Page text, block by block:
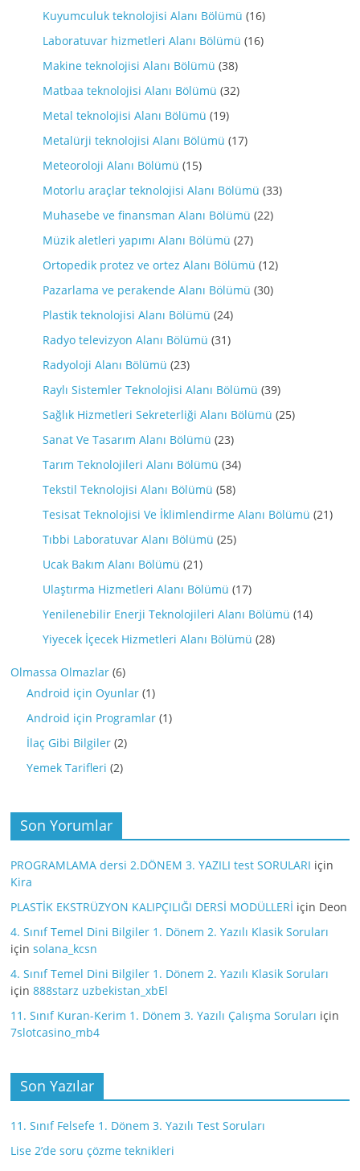
Kuyumculuk teknolojisi Alanı Bölümü (16)
Laboratuvar hizmetleri Alanı Bölümü (16)
Makine teknolojisi Alanı Bölümü (38)
Matbaa teknolojisi Alanı Bölümü (32)
Metal teknolojisi Alanı Bölümü (19)
Metalürji teknolojisi Alanı Bölümü (17)
Meteoroloji Alanı Bölümü (15)
Motorlu araçlar teknolojisi Alanı Bölümü (33)
Muhasebe ve finansman Alanı Bölümü (22)
Müzik aletleri yapımı Alanı Bölümü (27)
Ortopedik protez ve ortez Alanı Bölümü (12)
Pazarlama ve perakende Alanı Bölümü (30)
Plastik teknolojisi Alanı Bölümü (24)
Radyo televizyon Alanı Bölümü (31)
Radyoloji Alanı Bölümü (23)
Raylı Sistemler Teknolojisi Alanı Bölümü (39)
Sağlık Hizmetleri Sekreterliği Alanı Bölümü (25)
Sanat Ve Tasarım Alanı Bölümü (23)
Tarım Teknolojileri Alanı Bölümü (34)
Tekstil Teknolojisi Alanı Bölümü (58)
Tesisat Teknolojisi Ve İklimlendirme Alanı Bölümü (21)
Tıbbi Laboratuvar Alanı Bölümü (25)
Ucak Bakım Alanı Bölümü (21)
Ulaştırma Hizmetleri Alanı Bölümü (17)
Yenilenebilir Enerji Teknolojileri Alanı Bölümü (14)
Yiyecek İçecek Hizmetleri Alanı Bölümü (28)
Olmassa Olmazlar (6)
Android için Oyunlar (1)
Android için Programlar (1)
İlaç Gibi Bilgiler (2)
Yemek Tarifleri (2)
Son Yorumlar
PROGRAMLAMA dersi 2.DÖNEM 3. YAZILI test SORULARI için
Kira
PLASTİK EKSTRÜZYON KALIPÇILIĞI DERSİ MODÜLLERİ için Deon
4. Sınıf Temel Dini Bilgiler 1. Dönem 2. Yazılı Klasik Soruları
içinsolana_kcsn
4. Sınıf Temel Dini Bilgiler 1. Dönem 2. Yazılı Klasik Soruları
için888starz uzbekistan_xbEl
11. Sınıf Kuran-Kerim 1. Dönem 3. Yazılı Çalışma Soruları için
7slotcasino_mb4
Son Yazılar
11. Sınıf Felsefe 1. Dönem 3. Yazılı Test Soruları
Lise 2’de soru çözme teknikleri